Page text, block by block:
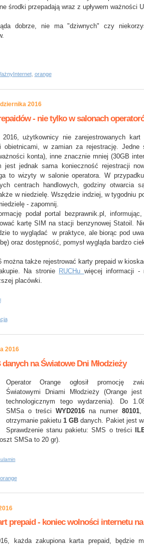
środki przepadają wraz z upływem ważności
dobrze, nie ma "dziwnych" czy
, orange
2016
- nie tylko w salonach
użytkownicy nie zarejestrowanych kart
obietnicami, w zamian za rejestrację. Jedne
konta), inne znacznie mniej (30GB
jest jednak sama konieczność rejestracji
to wizyty w salonie operatora. W
centrach handlowych, godziny otwarcia
w niedzielę. Wszędzie indziej, w tygodniu
- zapomnij.
podał portal bezprawnik.pl,
kartę SIM na stacji benzynowej Statoil.
to wyglądać w praktyce, ale biorąc pod
oraz dostępność, pomysł wygląda bardzo
można także rejestrować karty prepaid w
Na stronie
RUCHu więcej informacji -
placówki.
2016
na Światowe Dni Młodzieży
Operator Orange ogłosił promocję
Światowymi Dniami Młodzieży (Orange jest
technologicznym tego wydarzenia). Do
SMSa o treści WYD2016na numer 80101,
otrzymanie pakietu 1 GB danych. Pakiet jest
Sprawdzenie stanu pakietu: SMS o treści
SMSa to 20 gr).
orange
prepaid - koniec wolności internetu
każda zakupiona karta prepaid, będzie